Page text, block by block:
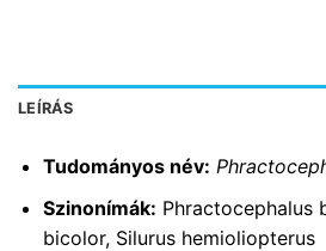
LEÍRÁS
Tudományos név:
Szinonímák: Phractocephalus
bicolor, Silurus hemioliopterus